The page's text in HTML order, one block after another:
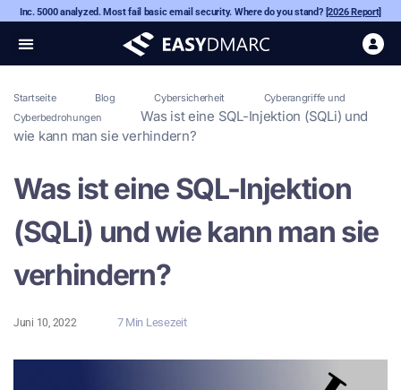
Inc. 5000 analyzed. Most fail basic email security. Where do you stand? [2026 Report]
Startseite Blog Cybersicherheit
Cyberangriffe und
Cyberbedrohungen
Was ist eine SQL-Injektion (SQLi) und
wie kann man sie verhindern?
Was ist eine SQL-Injektion
(SQLi) und wie kann man sie
verhindern?
Juni 10, 2022 7 Min Lesezeit